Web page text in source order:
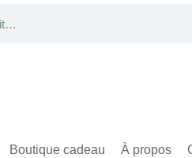
Boutique cadeau À propos